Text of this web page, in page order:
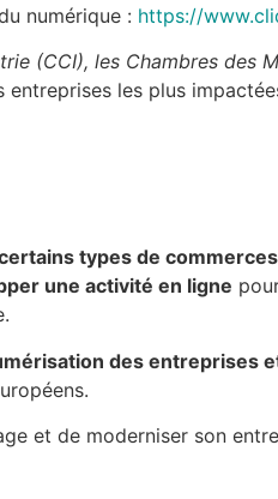
numérique : https://
(CCI), les Chambres
les plus
types de commerces
une activité en ligne
des entreprises
et de moderniser son